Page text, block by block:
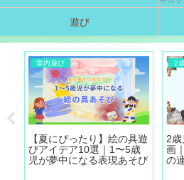
遊び
室内遊び
【夏にぴったり】絵の具遊
びアイデア10選｜1〜5歳
児が夢中になる表現あそび
2
2歳
画
の